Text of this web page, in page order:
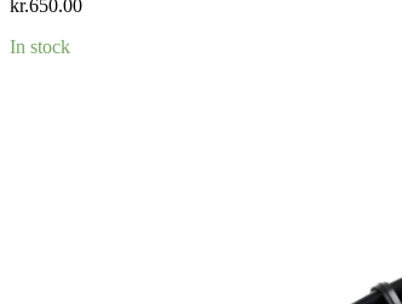
kr.650.00
In stock